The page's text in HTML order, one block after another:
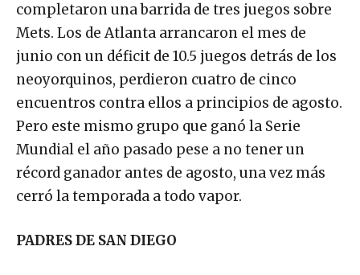
completaron una barrida de tres juegos sobre
Mets. Los de Atlanta arrancaron el mes de
junio con un déficit de 10.5 juegos detrás de los
neoyorquinos, perdieron cuatro de cinco
encuentros contra ellos a principios de agosto.
Pero este mismo grupo que ganó la Serie
Mundial el año pasado pese a no tener un
récord ganador antes de agosto, una vez más
cerró la temporada a todo vapor.
PADRES DE SAN DIEGO